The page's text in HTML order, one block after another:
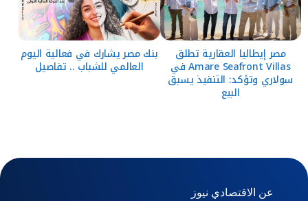
مصر إيطاليا العقارية تطلق
Amare Seafront Villas في
سولاري وتؤكد: التنفيذ يسبق
البيع
بنك مصر يشارك في فعالية اليوم
العالمي للشباب .. تفاصيل
عن الاقتصادي نيوز